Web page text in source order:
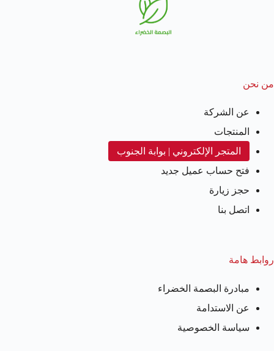
من نحن
عن الشركة
المنتجات
المتجر الإلكتروني | بوابة الجنوب
فتح حساب عميل جديد
حجز زيارة
اتصل بنا
روابط هامة
مبادرة البصمة الخضراء
عن الاستدامة
سياسة الخصوصية